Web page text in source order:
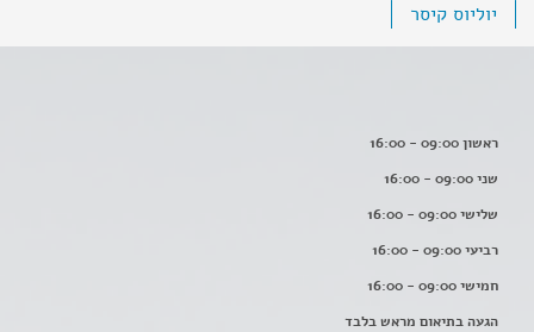
יוליוס קיסר
ראשון 09:00 - 16:00
שני 09:00 - 16:00
שלישי 09:00 - 16:00
רביעי 09:00 - 16:00
חמישי 09:00 - 16:00
הגעה בתיאום מראש בלבד